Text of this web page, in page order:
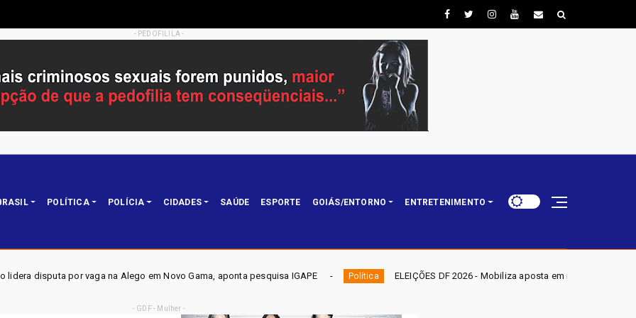
- PEDOFILILA -
POLÍTICA POLÍCIA CIDADES SAÚDE ESPORTE GOIÁS/ENTORNO ENTRETENIMENTO
Alego em Novo Gama, aponta pesquisa IGAPE Política ELEIÇÕES DF 2026 - Mobiliza aposta em nominata completa e mira eleger três
- GDF - Mulher -